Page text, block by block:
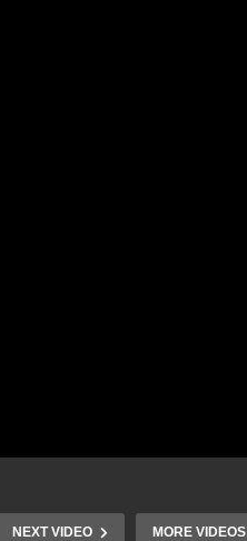
NEXT VIDEO MORE VIDEOS